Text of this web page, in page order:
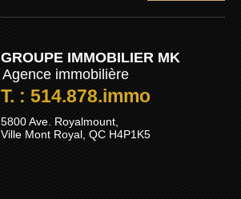
GROUPE IMMOBILIER MK
Agence immobilière
T. : 514.878.immo
5800 Ave. Royalmount,
Ville Mont Royal, QC H4P1K5